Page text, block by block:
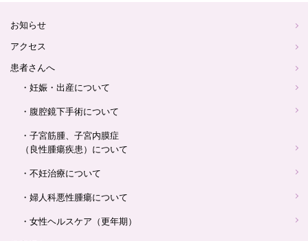
お知らせ
アクセス
患者さんへ
・妊娠・出産について
・腹腔鏡下手術について
・子宮筋腫、子宮内膜症
（良性腫瘍疾患）について
・不妊治療について
・婦人科悪性腫瘍について
・女性ヘルスケア（更年期）